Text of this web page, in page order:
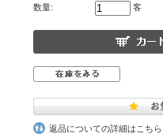
数量: 客
返品についての詳細はこちら